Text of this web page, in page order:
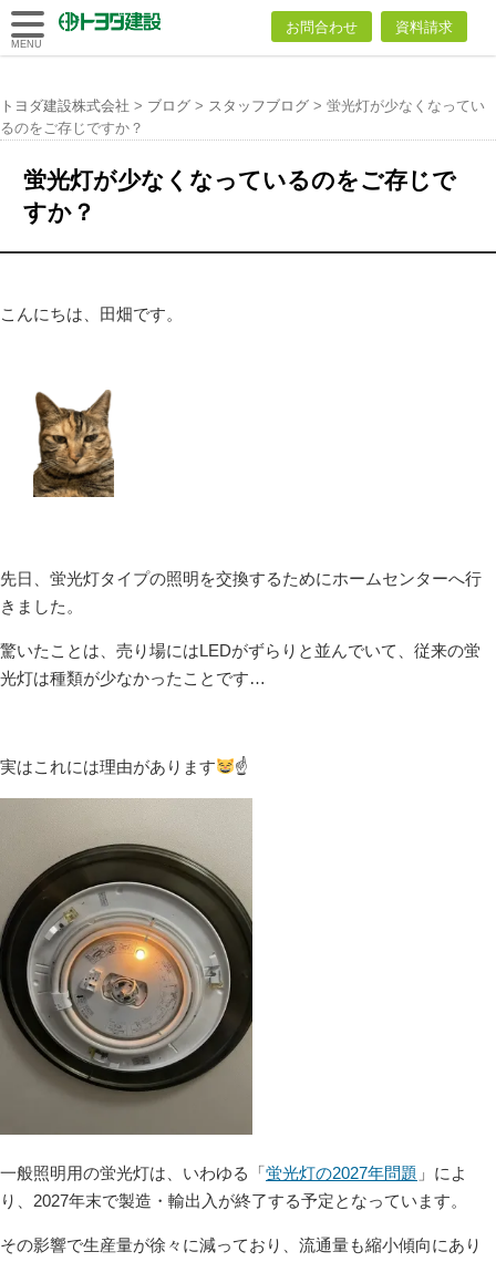
トヨダ建設
お問合わせ 資料請求
MENU
トヨダ建設株式会社 > ブログ > スタッフブログ > 蛍光灯が少なくなってい
るのをご存じですか？
蛍光灯が少なくなっているのをご存じで
すか？
こんにちは、田畑です。
先日、蛍光灯タイプの照明を交換するためにホームセンターへ行
きました。
驚いたことは、売り場にはLEDがずらりと並んでいて、従来の蛍
光灯は種類が少なかったことです…
実はこれには理由があります ☝
一般照明用の蛍光灯は、いわゆる「 蛍光灯の2027年問題 」によ
り、2027年末で製造・輸出入が終了する予定となっています。
その影響で生産量が徐々に減っており、流通量も縮小傾向にあり